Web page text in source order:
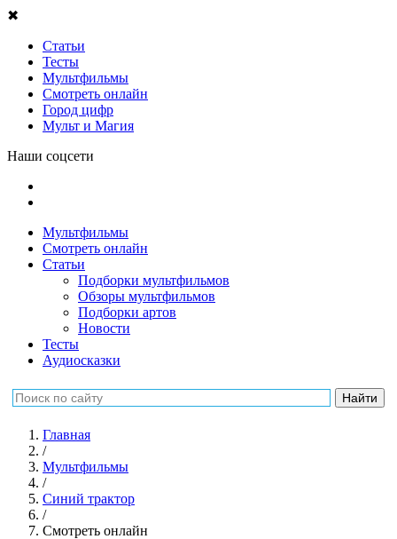
✖
Статьи
Тесты
Мультфильмы
Смотреть онлайн
Город цифр
Мульт и Магия
Наши соцсети
Мультфильмы
Смотреть онлайн
Статьи
Подборки мультфильмов
Обзоры мультфильмов
Подборки артов
Новости
Тесты
Аудиосказки
Главная
/
Мультфильмы
/
Синий трактор
/
Смотреть онлайн